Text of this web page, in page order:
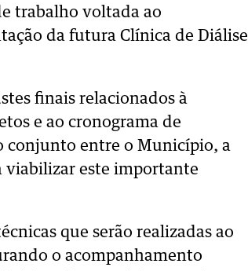
trabalho voltada ao
da futura Clínica de Diálise
finais relacionados à
e ao cronograma de
conjunto entre o Município, a
viabilizar este importante
que serão realizadas ao
o acompanhamento